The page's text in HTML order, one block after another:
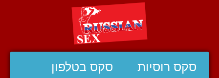
סקס רוסיות סקס בטלפון